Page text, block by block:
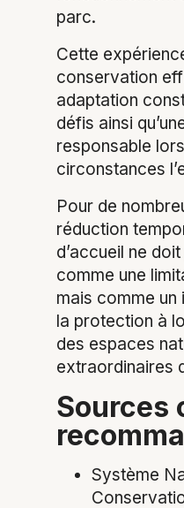
parc.
Cette
conservation
adaptation
défis ainsi
responsable
circonstances
Pour de
réduction
d’accueil ne
comme une
mais comme un
la protection à
des espaces
extraordinaires
Sources
Système